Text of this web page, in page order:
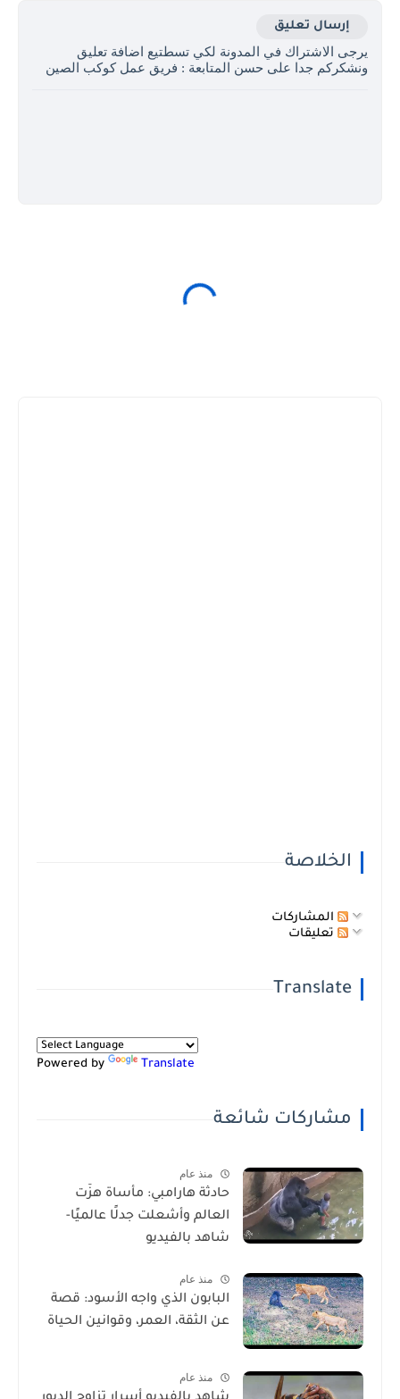
إرسال تعليق
يرجى الاشتراك في المدونة لكي تسطتيع اضافة تعليق
ونشكركم جدا على حسن المتابعة : فريق عمل كوكب الصين
الخلاصة
المشاركات
تعليقات
Translate
Powered by Translate
مشاركات شائعة
منذ عام
حادثة هارامبي: مأساة هزّت
العالم وأشعلت جدلًا عالميًا-
شاهد بالفيديو
منذ عام
البابون الذي واجه الأسود: قصة
عن الثقة، العمر، وقوانين الحياة
منذ عام